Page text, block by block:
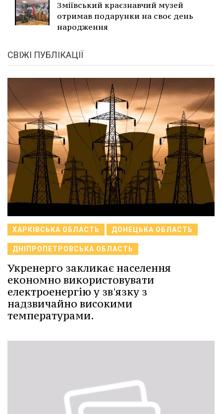
Зміївський краєзнавчий музей
отримав подарунки на своє день
народження
СВІЖІ ПУБЛІКАЦІЇ
ХАРКІВСЬКА ОБЛАСТЬ ДОНЕЦЬКА ОБЛАСТЬ
ДНІПРОПЕТРОВСЬКА ОБЛАСТЬ
Укренерго закликає населення
економно використовувати
електроенергію у зв'язку з
надзвичайно високими
температурами.